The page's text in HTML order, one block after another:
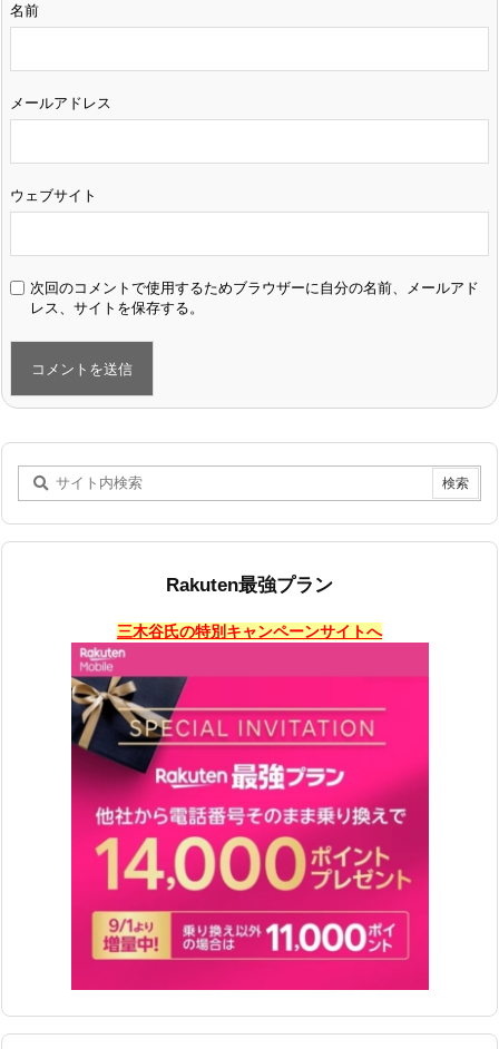
名前
メールアドレス
ウェブサイト
次回のコメントで使用するためブラウザーに自分の名前、メールアド
レス、サイトを保存する。
Rakuten最強プラン
三木谷氏の特別キャンペーンサイトへ